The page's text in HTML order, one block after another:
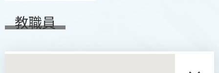
教職員